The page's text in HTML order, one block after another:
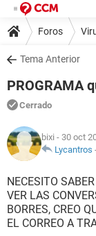
Foros
Tema Anterior
PROGRAMA
Cerrado
bixi - 30 oct
Lycantros
NECESITO
VER LAS
BORRES, CREO
EL CORREO A